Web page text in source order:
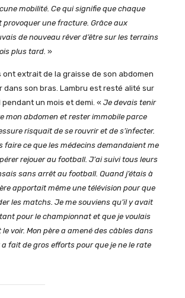
mobilité. Ce qui signifie que chaque
une fracture. Grâce aux
de nouveau rêver d’être sur les terrains
plus tard. »
ont extrait de la graisse de son abdomen
dans son bras. Lambru est resté alité sur
pendant un mois et demi. « Je devais tenir
mon abdomen et rester immobile parce
risquait de se rouvrir et de s’infecter.
faire ce que les médecins demandaient me
rejouer au football. J’ai suivi tous leurs
sans arrêt au football. Quand j’étais à
apportait même une télévision pour que
les matchs. Je me souviens qu’il y avait
pour le championnat et que je voulais
voir. Mon père a amené des câbles dans
fait de gros efforts pour que je ne le rate